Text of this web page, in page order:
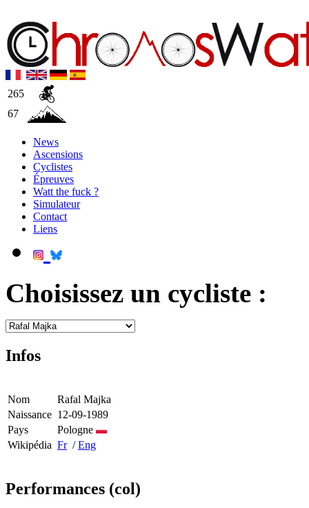
265
67
News
Ascensions
Cyclistes
Épreuves
Watt the fuck ?
Simulateur
Contact
Liens
Choisissez un cycliste :
Infos
Nom
Rafal Majka
Naissance 12-09-1989
Pays
Pologne
Wikipédia Fr/Eng
Performances (col)